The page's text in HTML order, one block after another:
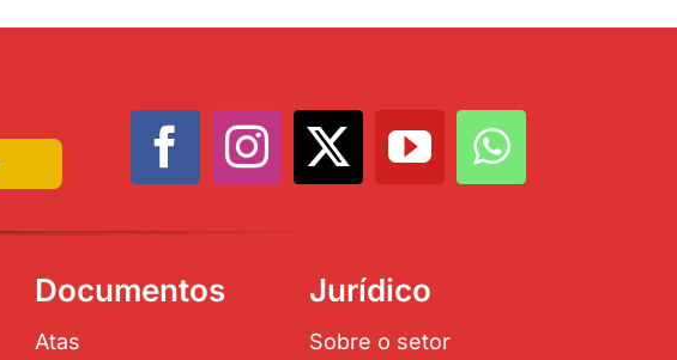
Documentos
Atas
Jurídico
Sobre o setor